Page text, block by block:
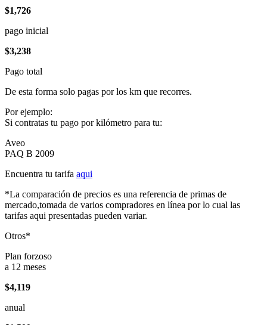
$1,726
pago inicial
$3,238
Pago total
De esta forma solo pagas por los km que recorres.
Por ejemplo:
Si contratas tu pago por kilómetro para tu:
Aveo
PAQ B 2009
Encuentra tu tarifa aqui
*La comparación de precios es una referencia de primas de
mercado,tomada de varios compradores en línea por lo cual las
tarifas aqui presentadas pueden variar.
Otros*
Plan forzoso
a 12 meses
$4,119
anual